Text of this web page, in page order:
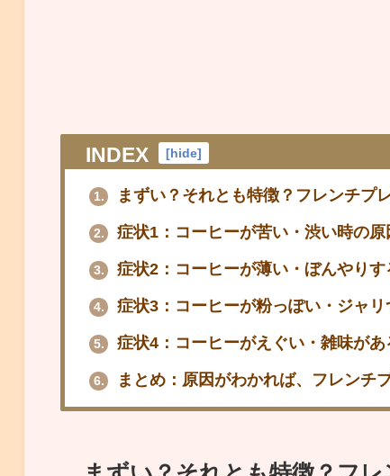
INDEX [hide]
1. まずい？それとも特徴？フレンチプ
2. 症状1：コーヒーが苦い・渋い時の原
3. 症状2：コーヒーが薄い・ぼんやり
4. 症状3：コーヒーが粉っぽい・ジャ
5. 症状4：コーヒーがえぐい・雑味が
6. まとめ：原因がわかれば、フレンチ